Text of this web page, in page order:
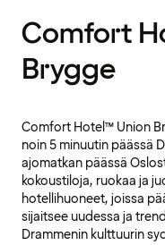
Comfort
Brygge
Comfort Hotel™ Union
noin 5 minuutin päässä
ajomatkan päässä
kokoustiloja, ruokaa ja
hotellihuoneet, joissa
sijaitsee uudessa ja
Drammenin kulttuurin